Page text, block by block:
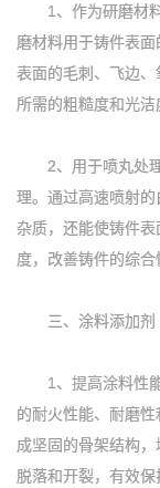
1、作为研磨材料
磨材料用于铸件表
表面的毛刺、飞边、
所需的粗糙度和光洁
2、用于喷丸处
理。通过高速喷射
杂质，还能使铸件
度，改善铸件的综合
三、涂料添加剂
1、提高涂料性
的耐火性能、耐磨
成坚固的骨架结构
脱落和开裂，有效